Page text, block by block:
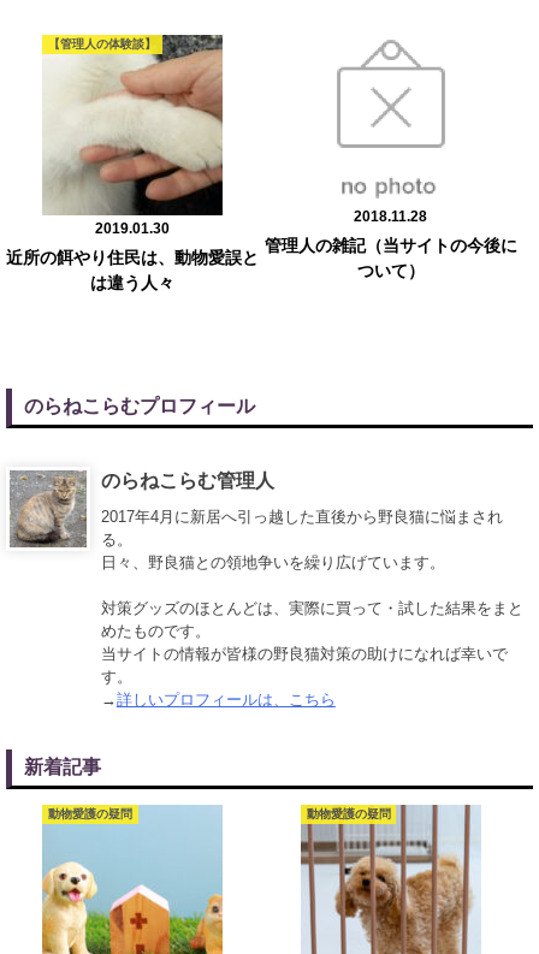
【管理人の体験談】
2019.01.30
近所の餌やり住民は、動物愛誤と
は違う人々
2018.11.28
管理人の雑記（当サイトの今後に
ついて）
のらねこらむプロフィール
のらねこらむ管理人
2017年4月に新居へ引っ越した直後から野良猫に悩まされ
る。
日々、野良猫との領地争いを繰り広げています。
対策グッズのほとんどは、実際に買って・試した結果をまと
めたものです。
当サイトの情報が皆様の野良猫対策の助けになれば幸いで
す。
→詳しいプロフィールは、こちら
新着記事
動物愛護の疑問 動物愛護の疑問